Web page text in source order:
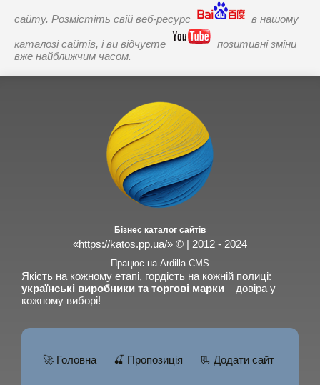
сайту. Розмістіть свій веб-ресурс в нашому
каталозі сайтів, і ви відчуєте
позитивні зміни
вже найближчим часом.
Бізнес каталог сайтів
«https://katos.pp.ua/» © | 2012 - 2024
Працює на Ardilla-CMS
Якість на кожному етапі, гордість на кожній полиці:
українські виробники та торгові марки – довіра у
кожному виборі!
🚀 Головна 🍒 Пропозиція 📃 Додати сайт